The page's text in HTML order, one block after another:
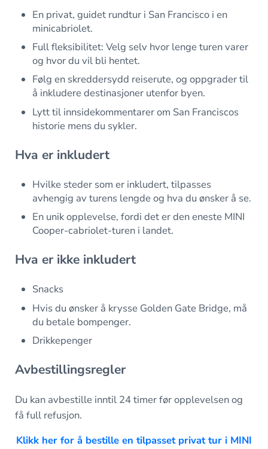
En privat, guidet rundtur i San Francisco i en
minicabriolet.
Full fleksibilitet: Velg selv hvor lenge turen varer
og hvor du vil bli hentet.
Følg en skreddersydd reiserute, og oppgrader til
å inkludere destinasjoner utenfor byen.
Lytt til innsidekommentarer om San Franciscos
historie mens du sykler.
Hva er inkludert
Hvilke steder som er inkludert, tilpasses
avhengig av turens lengde og hva du ønsker å se.
En unik opplevelse, fordi det er den eneste MINI
Cooper-cabriolet-turen i landet.
Hva er ikke inkludert
Snacks
Hvis du ønsker å krysse Golden Gate Bridge, må
du betale bompenger.
Drikkepenger
Avbestillingsregler
Du kan avbestille inntil 24 timer før opplevelsen og
få full refusjon.
Klikk her for å bestille en tilpasset privat tur i MINI